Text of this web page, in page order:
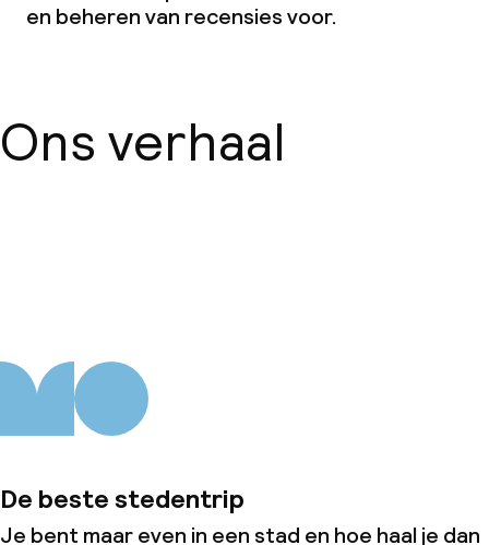
en beheren van recensies voor.
Ons verhaal
De beste stedentrip
Je bent maar even in een stad en hoe haal je dan